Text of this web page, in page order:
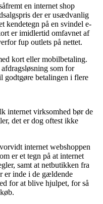
en internet shop
der er usædvanlig
kendetegn på en svindel e-
er imidlertid omfavnet af
fup outlets på nettet.
kort eller mobilbetaling.
som for
godtgøre betalingen i flere
internet virksomhed bør de
det er dog oftest ikke
internet webshoppen
er et tegn på at internet
samt at netbutikken fra
er inde i de gældende
for at blive hjulpet, for så